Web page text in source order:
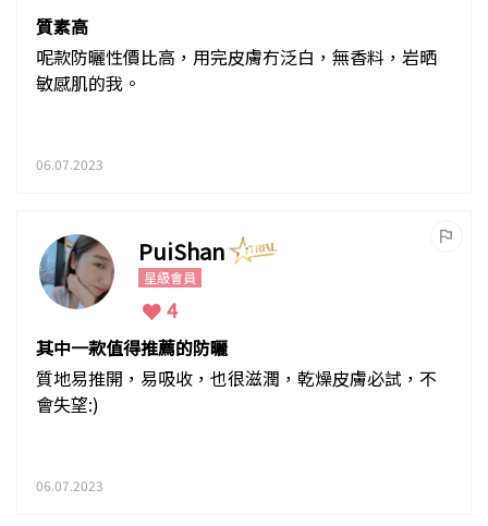
質素高
呢款防曬性價比高，用完皮膚冇泛白，無香料，岩晒
敏感肌的我。
06.07.2023
PuiShan
星級會員
4
其中一款值得推薦的防曬
質地易推開，易吸收，也很滋潤，乾燥皮膚必試，不
會失望:)
06.07.2023